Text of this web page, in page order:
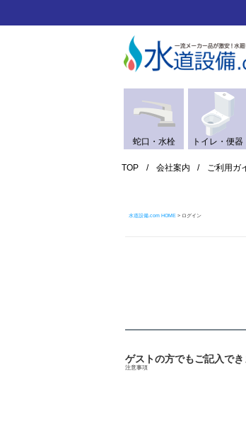
蛇口・水栓 トイレ・便器
TOP 会社案内 ご利用ガ
水道設備.com HOME ログイン
ゲストの方でもご記入でき
注意事項